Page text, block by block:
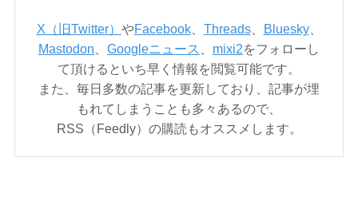
X（旧Twitter） やFacebook、 Threads、 Bluesky、
Mastodon
Googleニュース mixi2をフォローし
て頂けるといち早く情報を閲覧可能です。
また、毎日多数の記事を更新しており、記事が埋
もれてしまうことも多々あるので、
RSS（Feedly）の購読もオススメします。